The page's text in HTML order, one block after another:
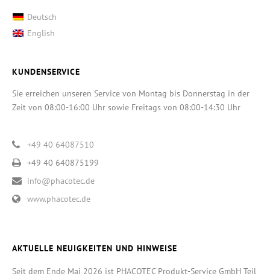
Deutsch
English
KUNDENSERVICE
Sie erreichen unseren Service von Montag bis Donnerstag in der
Zeit von 08:00-16:00 Uhr sowie Freitags von 08:00-14:30 Uhr
+49 40 64087510
+49 40 640875199
info@phacotec.de
www.phacotec.de
AKTUELLE NEUIGKEITEN UND HINWEISE
Seit dem Ende Mai 2026 ist PHACOTEC Produkt-Service GmbH Teil